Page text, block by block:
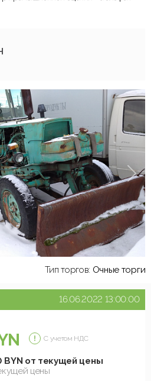
Тип торгов: Очные торги
16.06.2022 13:00:00
С учетом НДС
BYN от текущей цены
цены